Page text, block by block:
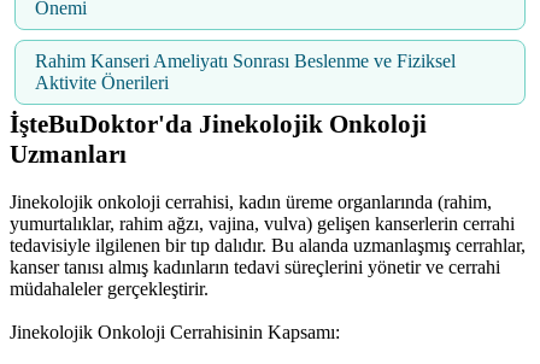
Önemi
Rahim Kanseri Ameliyatı Sonrası Beslenme ve Fiziksel
Aktivite Önerileri
İşteBuDoktor'da Jinekolojik Onkoloji
Uzmanları
Jinekolojik onkoloji cerrahisi, kadın üreme organlarında (rahim,
yumurtalıklar, rahim ağzı, vajina, vulva) gelişen kanserlerin cerrahi
tedavisiyle ilgilenen bir tıp dalıdır. Bu alanda uzmanlaşmış cerrahlar,
kanser tanısı almış kadınların tedavi süreçlerini yönetir ve cerrahi
müdahaleler gerçekleştirir.
Jinekolojik Onkoloji Cerrahisinin Kapsamı: